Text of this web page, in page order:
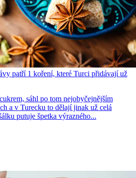
patří 1 koření, které Turci přidávají už
sáhl po tom nejobyčejnějším
a v Turecku to dělají jinak už celá
putuje špetka výrazného...